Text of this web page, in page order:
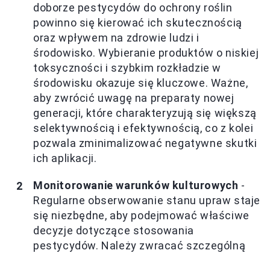
doborze pestycydów do ochrony roślin
powinno się kierować ich skutecznością
oraz wpływem na zdrowie ludzi i
środowisko. Wybieranie produktów o niskiej
toksyczności i szybkim rozkładzie w
środowisku okazuje się kluczowe. Ważne,
aby zwrócić uwagę na preparaty nowej
generacji, które charakteryzują się większą
selektywnością i efektywnością, co z kolei
pozwala zminimalizować negatywne skutki
ich aplikacji.
Monitorowanie warunków kulturowych -
Regularne obserwowanie stanu upraw staje
się niezbędne, aby podejmować właściwe
decyzje dotyczące stosowania
pestycydów. Należy zwracać szczególną